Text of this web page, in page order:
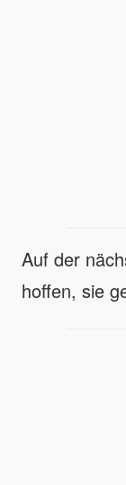
Auf der
hoffen, sie